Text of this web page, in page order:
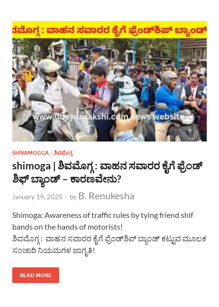
SHIVAMOGGA / ಶಿವಮೊಗ್ಗ
shimoga | ಶಿವಮೊಗ್ಗ : ವಾಹನ ಸವಾರರ ಕೈಗೆ ಫ್ರೆಂಡ್
ಶಿಫ್ ಬ್ಯಾಂಡ್ – ಕಾರಣವೇನು?
January 19, 2025 - by B. Renukesha
Shimoga: Awareness of traffic rules by tying friend shif
bands on the hands of motorists!
ಶಿವಮೊಗ್ಗ : ವಾಹನ ಸವಾರರ ಕೈಗೆ ಫ್ರೆಂಡ್​ಶಿಪ್ ಬ್ಯಾಂಡ್ ಕಟ್ಟುವ ಮೂಲಕ
ಸಂಚಾರಿ ನಿಯಮಗಳ ಜಾಗೃತಿ!
READ MORE